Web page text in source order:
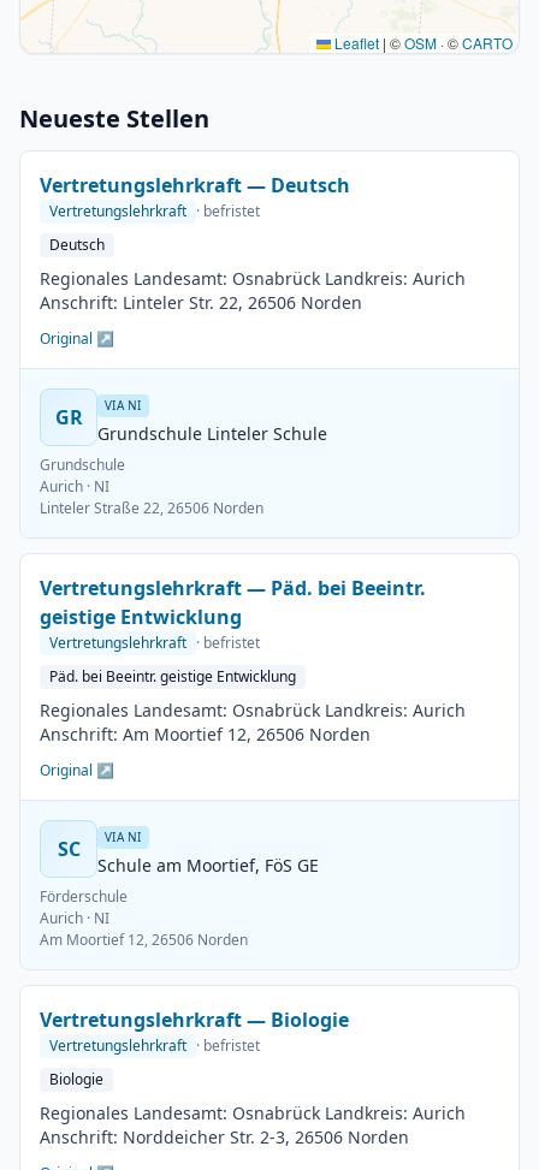
Leaflet | ©OSM · ©CARTO
Neueste Stellen
Vertretungslehrkraft — Deutsch
Vertretungslehrkraft · befristet
Deutsch
Regionales Landesamt: Osnabrück Landkreis: Aurich
Anschrift: Linteler Str. 22, 26506 Norden
Original ↗
GR VIA NI
Grundschule Linteler Schule
Grundschule
Aurich · NI
Linteler Straße 22, 26506 Norden
Vertretungslehrkraft — Päd. bei Beeintr.
geistige Entwicklung
Vertretungslehrkraft · befristet
Päd. bei Beeintr. geistige Entwicklung
Regionales Landesamt: Osnabrück Landkreis: Aurich
Anschrift: Am Moortief 12, 26506 Norden
Original ↗
SC VIA NI
Schule am Moortief, FöS GE
Förderschule
Aurich · NI
Am Moortief 12, 26506 Norden
Vertretungslehrkraft — Biologie
Vertretungslehrkraft · befristet
Biologie
Regionales Landesamt: Osnabrück Landkreis: Aurich
Anschrift: Norddeicher Str. 2-3, 26506 Norden